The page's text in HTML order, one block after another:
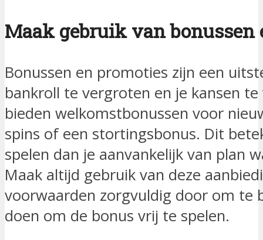
Maak gebruik van bonussen
Bonussen en promoties zijn een
bankroll te vergroten en je kansen te
bieden welkomstbonussen voor
spins of een stortingsbonus. Dit
spelen dan je aanvankelijk van plan
Maak altijd gebruik van deze
voorwaarden zorgvuldig door om te
doen om de bonus vrij te spelen.